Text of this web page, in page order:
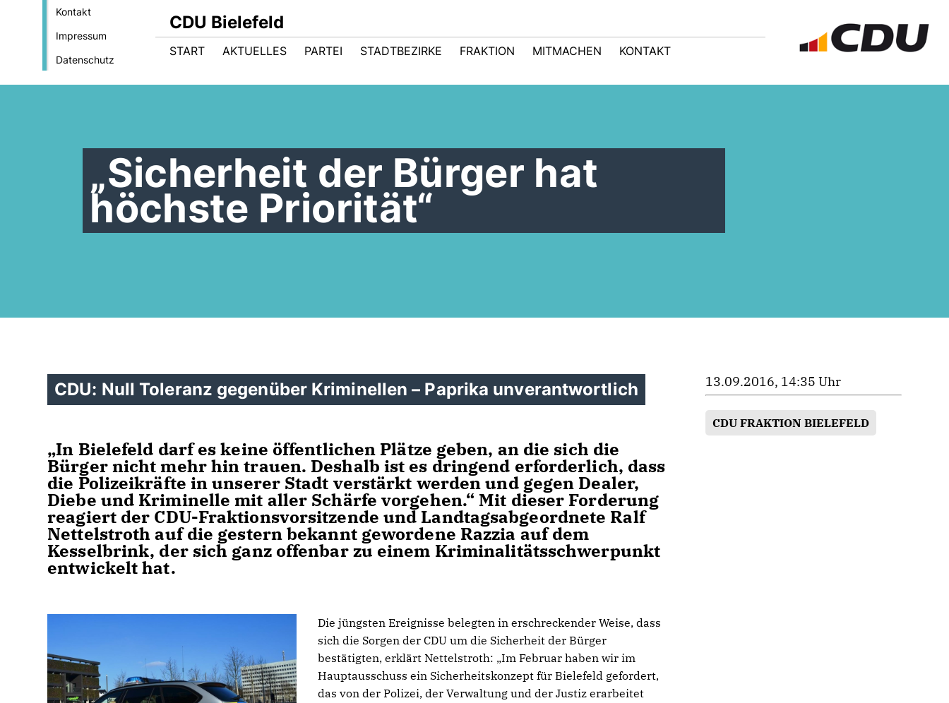
Kontakt
Impressum
Datenschutz
CDU Bielefeld
START AKTUELLES PARTEI STADTBEZIRKE FRAKTION MITMACHEN KONTAKT
Sicherheit der Bürger hat
höchste Priorität“
CDU: Null Toleranz gegenüber Kriminellen – Paprika unverantwortlich
In Bielefeld darf es keine öffentlichen Plätze geben, an die sich die
Bürger nicht mehr hin trauen. Deshalb ist es dringend erforderlich, dass
die Polizeikräfte in unserer Stadt verstärkt werden und gegen Dealer,
Diebe und Kriminelle mit aller Schärfe vorgehen.“ Mit dieser Forderung
reagiert der CDU-Fraktionsvorsitzende und Landtagsabgeordnete Ralf
Nettelstroth auf die gestern bekannt gewordene Razzia auf dem
Kesselbrink, der sich ganz offenbar zu einem Kriminalitätsschwerpunkt
entwickelt hat.
Die jüngsten Ereignisse belegten in erschreckender Weise, dass
sich die Sorgen der CDU um die Sicherheit der Bürger
bestätigten, erklärt Nettelstroth: „Im Februar haben wir im
Hauptausschuss ein Sicherheitskonzept für Bielefeld gefordert,
das von der Polizei, der Verwaltung und der Justiz erarbeitet
13.09.2016, 14:35 Uhr
CDU FRAKTION BIELEFELD